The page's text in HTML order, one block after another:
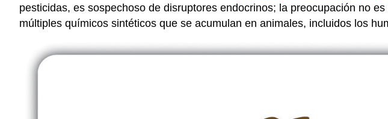
pesticidas, es sospechoso de disruptores endocrinos; la preocupación no
múltiples químicos sintéticos que se acumulan en animales, incluidos los